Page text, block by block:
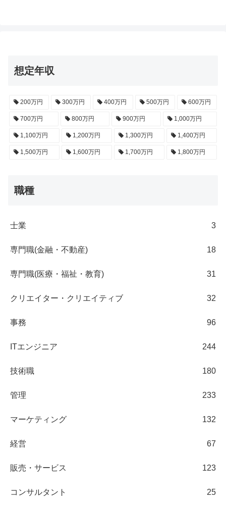
想定年収
200万円 300万円 400万円 500万円 600万円
700万円 800万円 900万円 1,000万円
1,100万円 1,200万円 1,300万円 1,400万円
1,500万円 1,600万円 1,700万円 1,800万円
職種
士業 3
専門職(金融・不動産) 18
専門職(医療・福祉・教育) 31
クリエイター・クリエイティブ 32
事務 96
ITエンジニア 244
技術職 180
管理 233
マーケティング 132
経営 67
販売・サービス 123
コンサルタント 25